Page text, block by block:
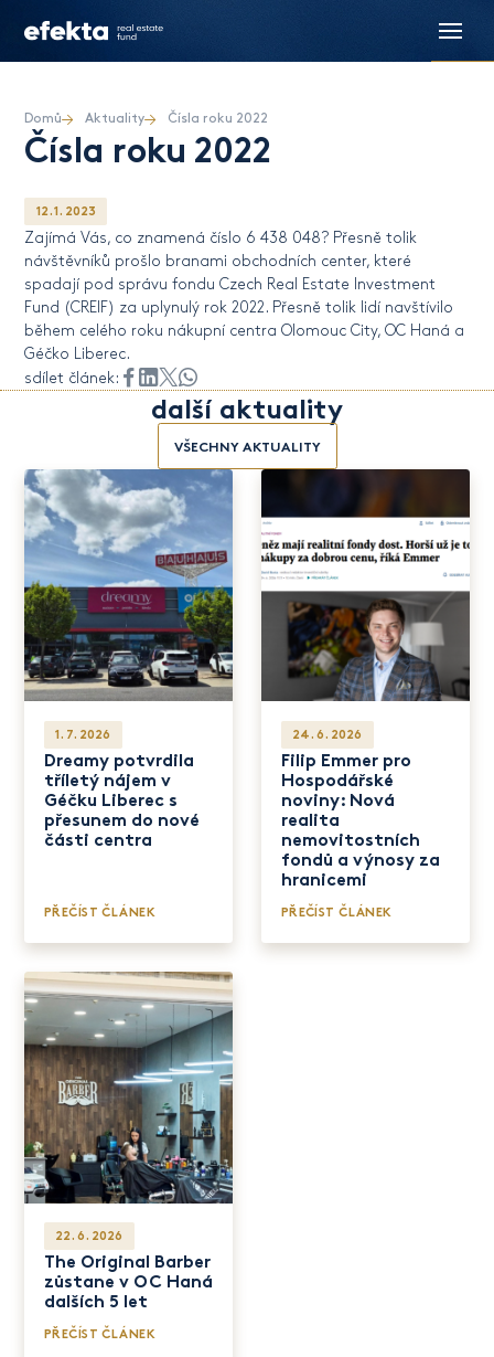
Domů Aktuality Čísla roku 2022
Čísla roku 2022
12. 1. 2023
Zajímá Vás, co znamená číslo 6 438 048? Přesně tolik
návštěvníků prošlo branami obchodních center, které
spadají pod správu fondu Czech Real Estate Investment
Fund (CREIF) za uplynulý rok 2022. Přesně tolik lidí navštívilo
během celého roku nákupní centra Olomouc City, OC Haná a
Géčko Liberec.
sdílet článek:
další aktuality
VŠECHNY AKTUALITY
1. 7. 2026
Dreamy potvrdila
tříletý nájem v
Géčku Liberec s
přesunem do nové
části centra
PŘEČÍST ČLÁNEK
24. 6. 2026
Filip Emmer pro
Hospodářské
noviny: Nová
realita
nemovitostních
fondů a výnosy za
hranicemi
PŘEČÍST ČLÁNEK
22. 6. 2026
The Original Barber
zůstane v OC Haná
dalších 5 let
PŘEČÍST ČLÁNEK